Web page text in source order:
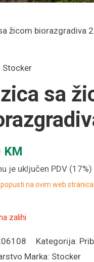
žicom biorazgradiva
Stocker
sa
KM
je uključen PDV (17%)
popusti na ovim web
zalihi
Kategorija:
Marka: Stocker